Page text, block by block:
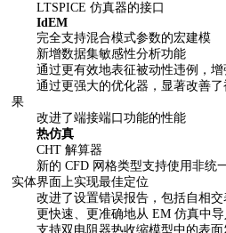
LTSPICE 仿真器的接口
IdEM
完全支持混合模式参数的宏建模
新增数据集敏感性分析功能
通过更有效地表征被动性违例，增
通过更强大的优化器，显著改善了
果
改进了端接端口功能的性能
热仿真
CHT 解算器
新的 CFD 网格类型支持使用非统
实体界面上实现最佳定位
改进了设置错误报告，包括自相交
更快速、更准确地从 EM 仿真中导
支持双电阻器热收缩模型中的表面